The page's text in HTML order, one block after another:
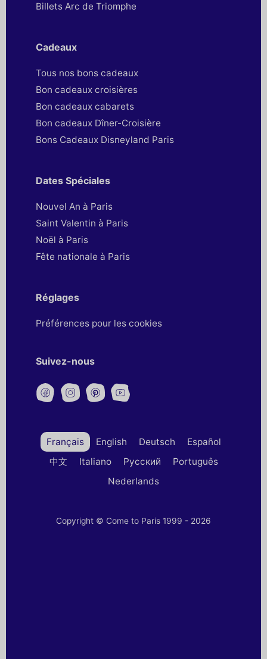
Billets Arc de Triomphe
Cadeaux
Tous nos bons cadeaux
Bon cadeaux croisières
Bon cadeaux cabarets
Bon cadeaux Dîner-Croisière
Bons Cadeaux Disneyland Paris
Dates Spéciales
Nouvel An à Paris
Saint Valentin à Paris
Noël à Paris
Fête nationale à Paris
Réglages
Préférences pour les cookies
Suivez-nous
Français English Deutsch
Español
中文
Italiano Русский
Português
Nederlands
Copyright © Come to Paris 1999 - 2026